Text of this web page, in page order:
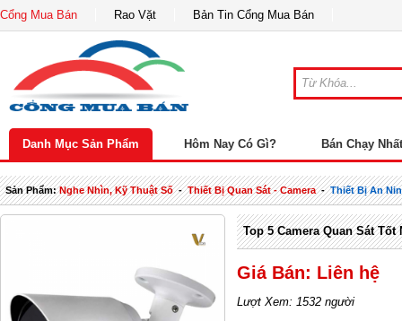
Cổng Mua Bán Rao Vặt Bản Tin Cổng Mua Bán
Danh Mục Sản Phẩm Hôm Nay Có Gì? Bán Chạy Nhất
Sản Phẩm:Nghe Nhìn, Kỹ Thuật Số-Thiết Bị Quan Sát - Camera-Thiết Bị An
Top 5 Camera Quan Sát Tốt
Giá Bán: Liên hệ
Lượt Xem: 1532 người